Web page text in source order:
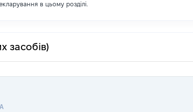
в цьому розділі.
засобів)